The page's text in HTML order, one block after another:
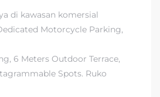
di kawasan komersial
Motorcycle Parking,
6 Meters Outdoor Terrace,
Spots. Ruko